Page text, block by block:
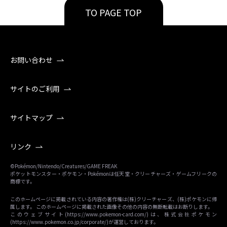
TO PAGE TOP
お問い合わせ
サイトのご利用
サイトマップ
リンク
©Pokémon/Nintendo/Creatures/GAME FREAK
ポケットモンスター・ポケモン・Pokémonは任天堂・クリーチャーズ・ゲームフリークの
商標です。
このホームページに掲載されている内容の著作権は(株)クリーチャーズ、(株)ポケモンに帰
属します。 このホームページに掲載された画像その他の内容の無断転載はお断りします。
このウェブサイト(https://www.pokemon-card.com/)は、株式会社ポケモン
(https://www.pokemon.co.jp/corporate/)が運営しております。